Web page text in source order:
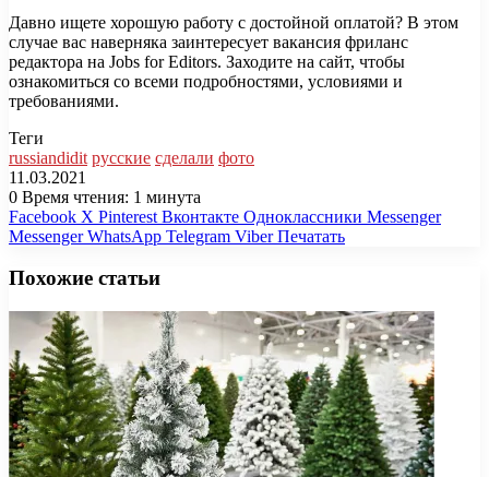
Давно ищете хорошую работу с достойной оплатой? В этом
случае вас наверняка заинтересует вакансия фриланс
редактора на Jobs for Editors. Заходите на сайт, чтобы
ознакомиться со всеми подробностями, условиями и
требованиями.
Теги
russiandidit русские сделали фото
11.03.2021
0 Время чтения: 1 минута
Facebook X Pinterest Вконтакте Одноклассники Messenger
Messenger WhatsApp Telegram Viber Печатать
Похожие статьи